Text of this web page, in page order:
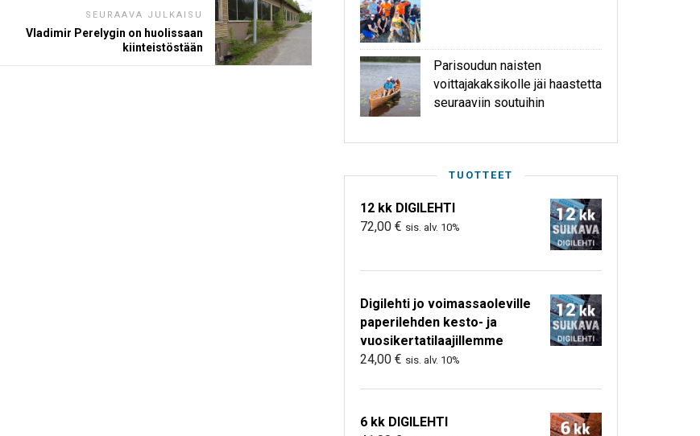
SEURAAVA JULKAISU
Vladimir Perelygin on huolissaan
kiinteistöstään
Parisoudun naisten
voittajakaksikolle jäi haastetta
seuraaviin soutuihin
TUOTTEET
12 kk DIGILEHTI
72,00 € sis. alv. 10%
Digilehti jo voimassaoleville
paperilehden kesto- ja
vuosikertatilaajillemme
24,00 € sis. alv. 10%
6 kk DIGILEHTI